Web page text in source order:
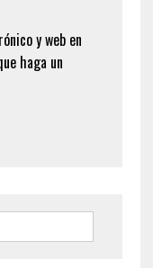
y web en
haga un